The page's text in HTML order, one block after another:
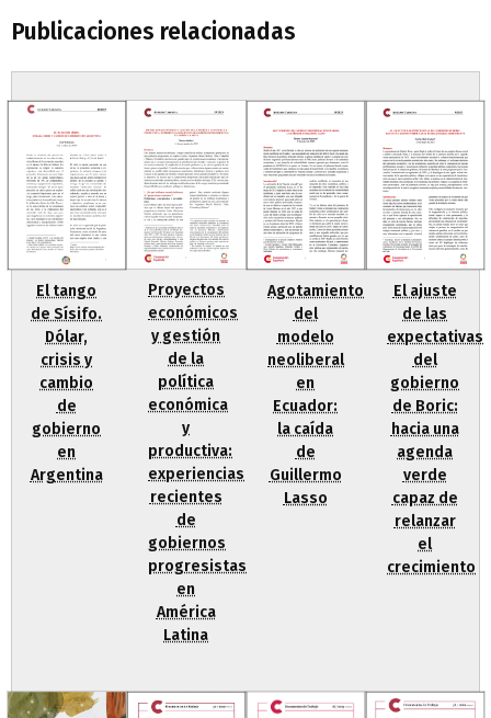
Publicaciones relacionadas
El tango
de Sísifo.
Dólar,
crisis y
cambio
de
gobierno
en
Argentina
Proyectos
económicos
y gestión
de la
política
económica
y
productiva:
experiencias
recientes
de
gobiernos
progresistas
en
América
Latina
Agotamiento
del
modelo
neoliberal
en
Ecuador:
la caída
de
Guillermo
Lasso
El ajuste
de las
expectativas
del
gobierno
de Boric:
hacia una
agenda
verde
capaz de
relanzar
el
crecimiento